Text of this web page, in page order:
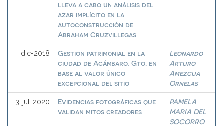
lleva a cabo un análisis del
azar implícito en la
autoconstrucción de
Abraham Cruzvillegas
dic-2018
Gestion patrimonial en la
ciudad de Acámbaro, Gto. en
base al valor único
excepcional del sitio
Leonardo
Arturo
Amezcua
Ornelas
3-jul-2020
Evidencias fotográficas que
validan mitos creadores
PAMELA
MARIA DEL
SOCORRO